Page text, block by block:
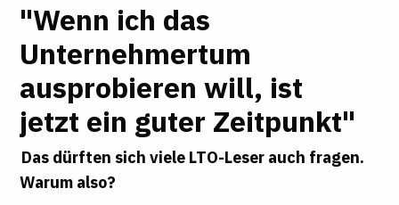
"Wenn ich das
Unternehmertum
ausprobieren will, ist
jetzt ein guter Zeitpunkt"
Das dürften sich viele LTO-Leser auch fragen.
Warum also?